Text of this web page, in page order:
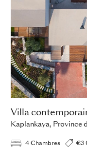
Villa
Kaplankaya, Province
4 Chambres
€3